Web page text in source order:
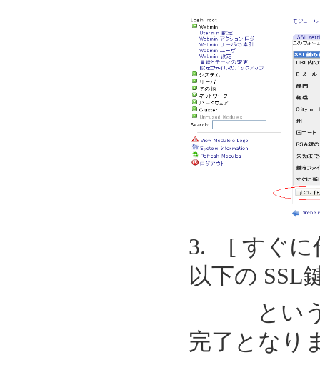
3. [ すぐに
以下の SSL
というメ
完了となり